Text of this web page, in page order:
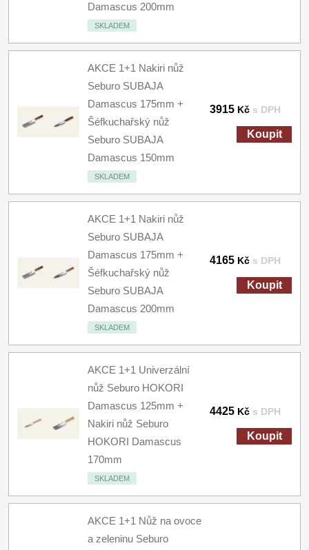
Damascus 200mm
SKLADEM
AKCE 1+1 Nakiri nůž
Seburo SUBAJA
Damascus 175mm +
Šéfkuchařský nůž
Seburo SUBAJA
Damascus 150mm
SKLADEM
3915 Kč s DPH
Koupit
AKCE 1+1 Nakiri nůž
Seburo SUBAJA
Damascus 175mm +
Šéfkuchařský nůž
Seburo SUBAJA
Damascus 200mm
SKLADEM
4165 Kč s DPH
Koupit
AKCE 1+1 Univerzální
nůž Seburo HOKORI
Damascus 125mm +
Nakiri nůž Seburo
HOKORI Damascus
170mm
SKLADEM
4425 Kč s DPH
Koupit
AKCE 1+1 Nůž na ovoce
a zeleninu Seburo